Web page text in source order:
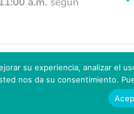
reservados.
su experiencia, analizar el
nos da su consentimiento.